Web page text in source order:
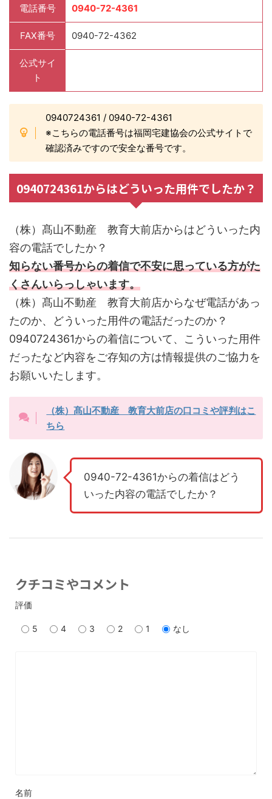
電話番号 0940-72-4361
FAX番号 0940-72-4362
公式サイ
ト
0940724361 / 0940-72-4361
※こちらの電話番号は福岡宅建協会の公式サイトで
確認済みですので安全な番号です。
0940724361からはどういった用件でしたか？
（株）髙山不動産 教育大前店からはどういった内
容の電話でしたか？
知らない番号からの着信で不安に思っている方がた
くさんいらっしゃいます。
（株）髙山不動産 教育大前店からなぜ電話があっ
たのか、どういった用件の電話だったのか？
0940724361からの着信について、こういった用件
だったなど内容をご存知の方は情報提供のご協力を
お願いいたします。
（株）髙山不動産 教育大前店の口コミや評判はこ
ちら
0940-72-4361からの着信はどう
いった内容の電話でしたか？
クチコミやコメント
評価
5 4 3 2 1 なし
名前